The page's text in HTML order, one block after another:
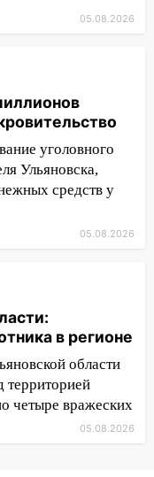
десять
две области
получила
августа
13-
посадили в
в Волге
05.08.2026
уголовного
Ульяновска,
средств у
05.08.2026
в регионе
области
территорией
четыре вражеских
05.08.2026